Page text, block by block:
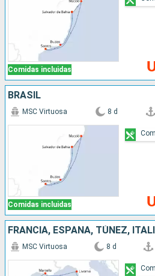
Comidas incluidas
BRASIL
Comidas incluidas
MSC Virtuosa 8 d
FRANCIA, ESPAÑA, TÚNEZ,
MSC Virtuosa 8 d